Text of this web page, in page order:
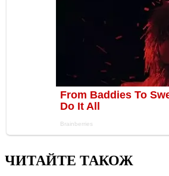
ЧИТАЙТЕ ТАКОЖ